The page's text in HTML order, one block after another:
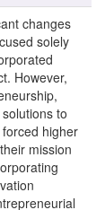
changes
solely
However,
to
higher
mission